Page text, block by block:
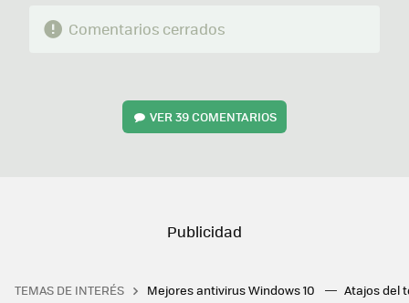
Comentarios cerrados
VER39 COMENTARIOS
TEMAS DE INTERÉS Mejores antivirus Windows 10 Atajos del